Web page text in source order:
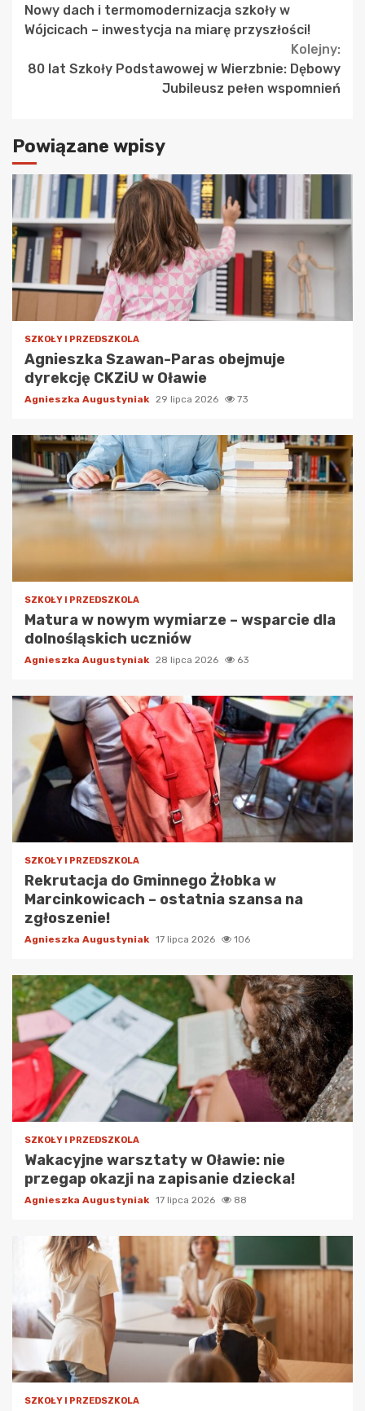
Reading
Nowy dach i termomodernizacja szkoły w
Wójcicach – inwestycja na miarę przyszłości!
Kolejny:
80 lat Szkoły Podstawowej w Wierzbnie: Dębowy
Jubileusz pełen wspomnień
Powiązane wpisy
SZKOŁY I PRZEDSZKOLA
Agnieszka Szawan-Paras obejmuje
dyrekcję CKZiU w Oławie
Agnieszka Augustyniak 29 lipca 2026 73
SZKOŁY I PRZEDSZKOLA
Matura w nowym wymiarze – wsparcie dla
dolnośląskich uczniów
Agnieszka Augustyniak 28 lipca 2026 63
SZKOŁY I PRZEDSZKOLA
Rekrutacja do Gminnego Żłobka w
Marcinkowicach – ostatnia szansa na
zgłoszenie!
Agnieszka Augustyniak 17 lipca 2026 106
SZKOŁY I PRZEDSZKOLA
Wakacyjne warsztaty w Oławie: nie
przegap okazji na zapisanie dziecka!
Agnieszka Augustyniak 17 lipca 2026 88
SZKOŁY I PRZEDSZKOLA